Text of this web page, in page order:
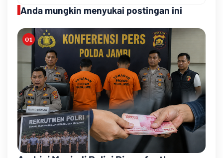
Anda mungkin menyukai postingan ini